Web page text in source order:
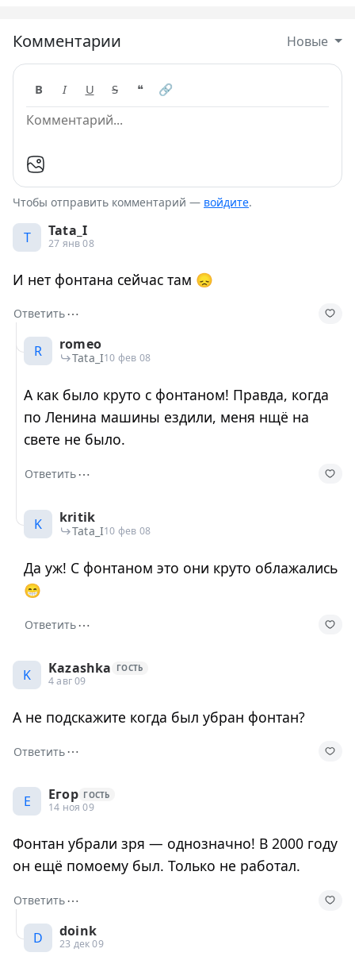
Комментарии Новые
B I U S ❝ 🔗
Чтобы отправить комментарий — войдите.
T Tata_I
27 янв 08
И нет фонтана сейчас там 😞
Ответить⋯
R romeo
Tata_I10 фев 08
А как было круто с фонтаном! Правда, когда
по Ленина машины ездили, меня нщё на
свете не было.
Ответить⋯
K kritik
Tata_I10 фев 08
Да уж! С фонтаном это они круто облажались
😁
Ответить⋯
K Kazashka ГОСТЬ
4 авг 09
А не подскажите когда был убран фонтан?
Ответить⋯
Е Егор ГОСТЬ
14 ноя 09
Фонтан убрали зря — однозначно! В 2000 году
он ещё помоему был. Только не работал.
Ответить⋯
D doink
23 дек 09